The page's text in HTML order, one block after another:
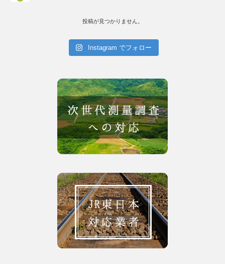
投稿が見つかりません。
Instagram でフォロー